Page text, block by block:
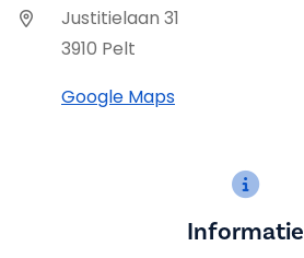
Justitielaan 31
3910 Pelt
Google Maps
Informatie